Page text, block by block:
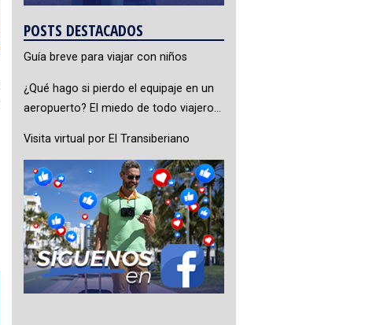
POSTS DESTACADOS
Guía breve para viajar con niños
¿Qué hago si pierdo el equipaje en un
aeropuerto? El miedo de todo viajero…
Visita virtual por El Transiberiano